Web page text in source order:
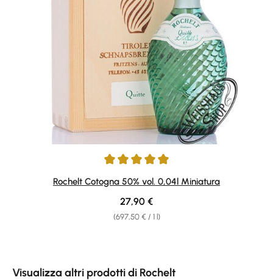
Average rating of 5 out of 5 stars
Rochelt Cotogna 50% vol. 0,04l Miniatura
(697,50 € / 1 l)
Regular price:
27,90 €
Visualizza altri prodotti di Rochelt